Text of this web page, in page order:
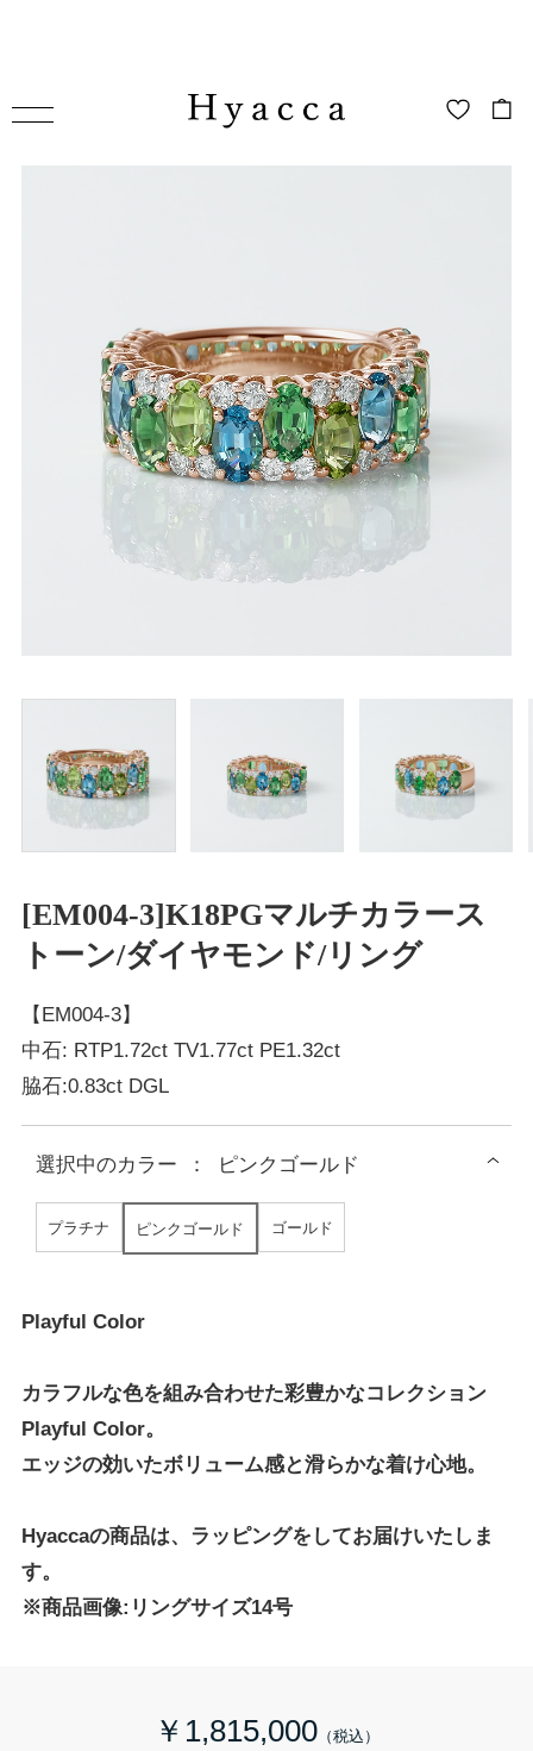
[EM004-3]K18PGマルチカラース
トーン/ダイヤモンド/リング
【EM004-3】
中石: RTP1.72ct TV1.77ct PE1.32ct
脇石:0.83ct DGL
選択中のカラー ： ピンクゴールド
プラチナ ピンクゴールド ゴールド
Playful Color
カラフルな色を組み合わせた彩豊かなコレクション
Playful Color。
エッジの効いたボリューム感と滑らかな着け心地。
Hyaccaの商品は、ラッピングをしてお届けいたしま
す。
※商品画像:リングサイズ14号
￥1,815,000